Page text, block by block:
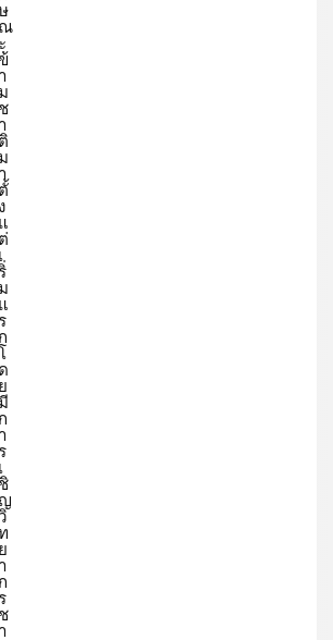
ณ
ะ
า
ม
ช
า
ติ
ม
า
ตั้
ง
แ
ต่
เ
ม
แ
ร
ก
ด
ย
มี
ก
า
ร
เ
ชิ
ย
า
ก
ร
ช
า